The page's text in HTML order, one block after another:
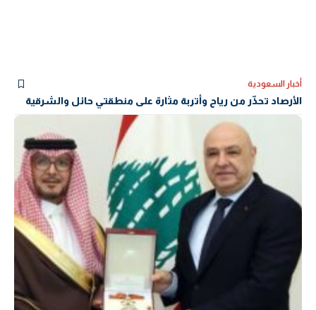
أخبار السعودية
الأرصاد تحذّر من رياح وأتربة مثارة على منطقتي حائل والشرقية